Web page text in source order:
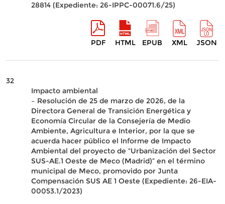
28814 (Expediente: 26-IPPC-00071.6/25)
PDF HTML EPUB XML JSON
32
Impacto ambiental
– Resolución de 25 de marzo de 2026, de la
Directora General de Transición Energética y
Economía Circular de la Consejería de Medio
Ambiente, Agricultura e Interior, por la que se
acuerda hacer público el Informe de Impacto
Ambiental del proyecto de “Urbanización del Sector
SUS-AE.1 Oeste de Meco (Madrid)” en el término
municipal de Meco, promovido por Junta
Compensación SUS AE 1 Oeste (Expediente: 26-EIA-
00053.1/2023)